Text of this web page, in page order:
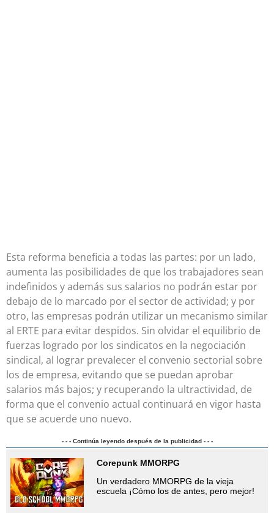
Esta reforma beneficia a todas las partes: por un lado,
aumenta las posibilidades de que los trabajadores sean
indefinidos y además sus salarios no podrán estar por
debajo de lo marcado por el sector de actividad; y por
otro, las empresas podrán utilizar un mecanismo similar
al ERTE para evitar despidos. Sin olvidar el equilibrio de
fuerzas logrado por los sindicatos en la negociación
sindical, al lograr prevalecer el convenio sectorial sobre
los de empresa, evitando que se puedan aprobar
salarios más bajos; y recuperando la ultractividad, de
forma que el convenio actual continuará en vigor hasta
que se acuerde uno nuevo.
- - - Continúa leyendo después de la publicidad - - -
Corepunk MMORPG
Un verdadero MMORPG de la vieja
escuela ¡Cómo los de antes, pero mejor!